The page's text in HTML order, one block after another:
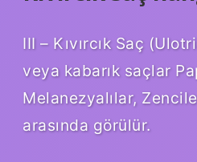
III – Kıvırcık Saç
veya kabarık saçlar
Melanezyalılar,
arasında görülür.